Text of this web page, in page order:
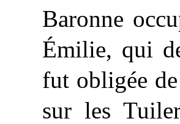
Baronne
Émilie, qui
fut obligée
sur les